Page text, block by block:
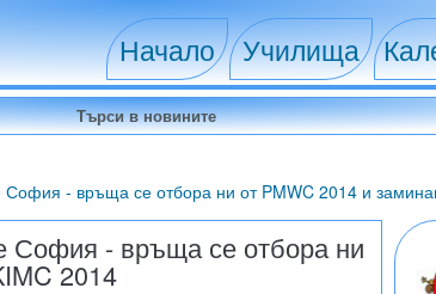
Начало Училища
- връща се отбора ни от PMWC 2014 и
София - връща се отбора ни
2014